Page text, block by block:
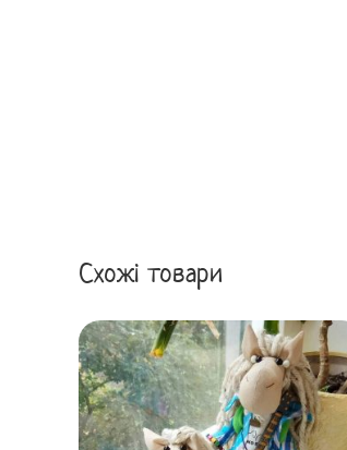
Схожі товари